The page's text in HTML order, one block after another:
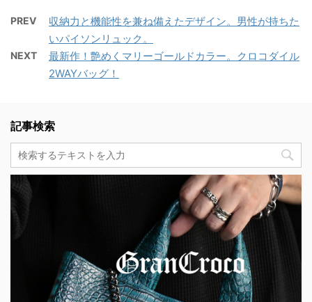
PREV
収納力と機能性を兼ね備えたデザイン。男性が持ちた
いパイソンリュック。
NEXT
最新作！艶めくマリーゴールドカラー。クロコダイル
2WAYバッグ！
記事検索